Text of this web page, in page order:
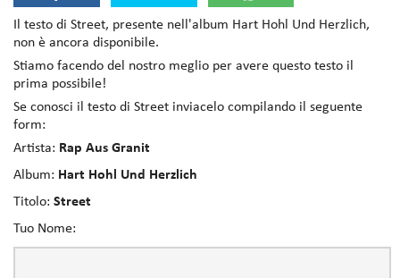
Il testo di Street, presente nell'album Hart Hohl Und Herzlich,
non è ancora disponibile.
Stiamo facendo del nostro meglio per avere questo testo il
prima possibile!
Se conosci il testo di Street inviacelo compilando il seguente
form:
Artista: Rap Aus Granit
Album: Hart Hohl Und Herzlich
Titolo: Street
Tuo Nome: